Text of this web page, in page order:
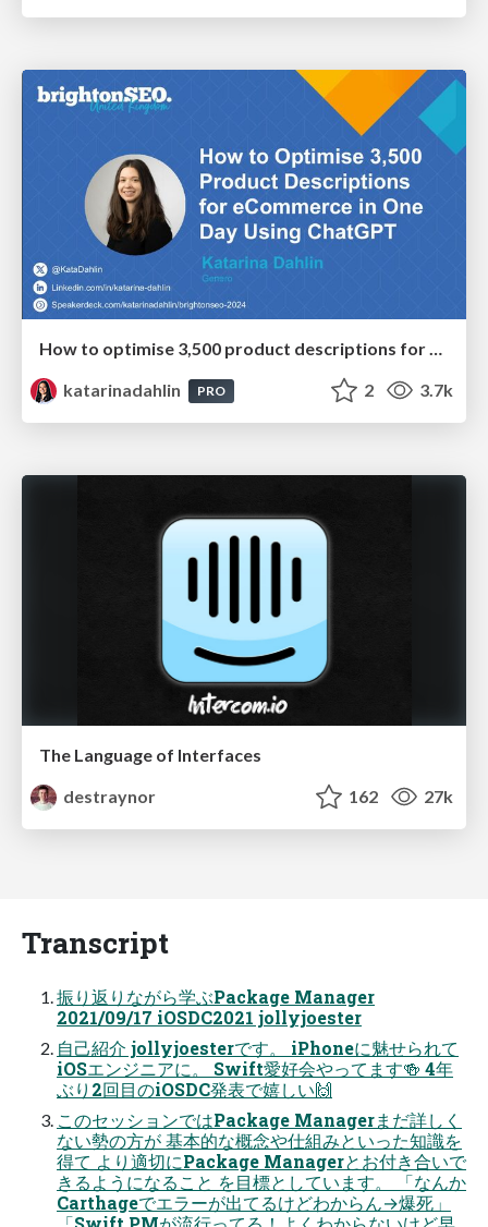
How to optimise 3,500 product descriptions for ecommerce in one day using ChatGPT
katarinadahlin
PRO 2 3.7k
The Language of Interfaces
destraynor
162 27k
Transcript
振り返りながら学ぶPackage Manager
2021/09/17 iOSDC2021 jollyjoester
自己紹介 jollyjoesterです。 iPhoneに魅せられて
iOSエンジニアに。 Swift愛好会やってます🍻 4年
ぶり2回目のiOSDC発表で嬉しい🙌
このセッションではPackage Managerまだ詳しく
ない勢の方が 基本的な概念や仕組みといった知識を
得て より適切にPackage Managerとお付き合いで
きるようになること を目標としています。 「なんか
Carthageでエラーが出てるけどわからん→爆死」